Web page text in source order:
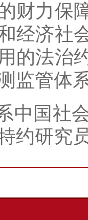
财力保
经济社
的法治
监管体
中国社
约研究